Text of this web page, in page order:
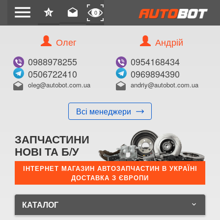
menu star
0 drafts 0
Олег
0988978255
0506722410
drafts oleg@autobot.com.ua
Всі менеджери
Андрій
0954168434
0969894390
drafts andriy@autobot.com.ua
ЗАПЧАСТИНИ
НОВІ ТА Б/У
ІНТЕРНЕТ МАГАЗИН АВТОЗАПЧАСТИН В УКРАЇНІ
ДОСТАВКА З ЄВРОПИ
КАТАЛОГ keyboard_arrow_down